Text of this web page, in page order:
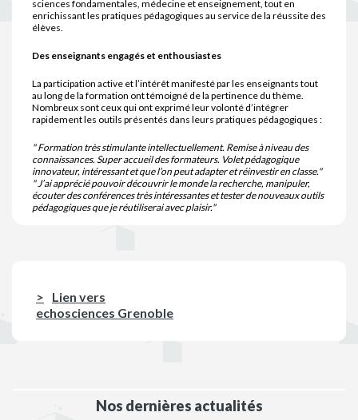
sciences fondamentales, médecine et enseignement, tout en
enrichissant les pratiques pédagogiques au service de la réussite des
élèves.
Des enseignants engagés et enthousiastes
La participation active et l’intérêt manifesté par les enseignants tout
au long de la formation ont témoigné de la pertinence du thème.
Nombreux sont ceux qui ont exprimé leur volonté d’intégrer
rapidement les outils présentés dans leurs pratiques pédagogiques :
" Formation très stimulante intellectuellement. Remise à niveau des
connaissances. Super accueil des formateurs. Volet pédagogique
innovateur, intéressant et que l’on peut adapter et réinvestir en classe."
" J’ai apprécié pouvoir découvrir le monde la recherche, manipuler,
écouter des conférences très intéressantes et tester de nouveaux outils
pédagogiques que je réutiliserai avec plaisir."
Lien vers
echosciences Grenoble
Nos dernières actualités